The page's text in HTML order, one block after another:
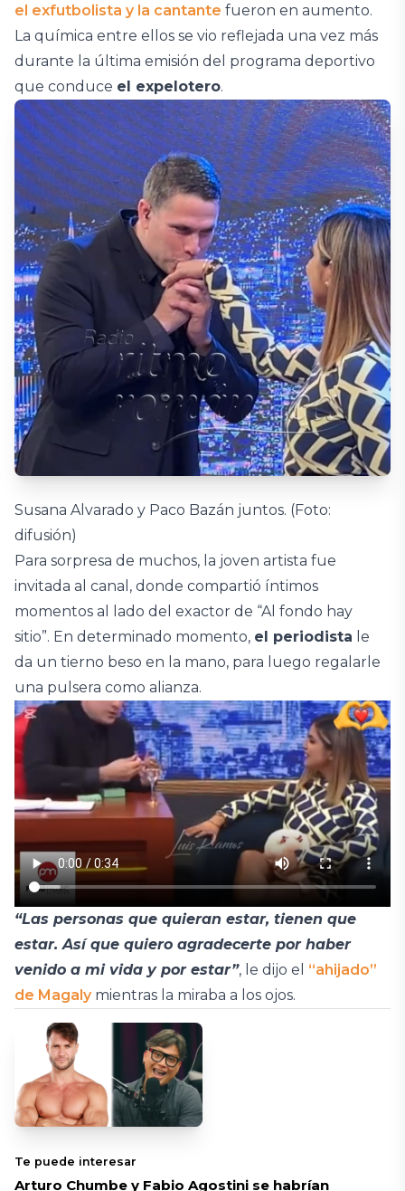
el exfutbolista y la cantante fueron en aumento.
La química entre ellos se vio reflejada una vez más
durante la última emisión del programa deportivo
que conduce el expelotero.
Susana Alvarado y Paco Bazán juntos. (Foto:
difusión)
Para sorpresa de muchos, la joven artista fue
invitada al canal, donde compartió íntimos
momentos al lado del exactor de “Al fondo hay
sitio”. En determinado momento, el periodista le
da un tierno beso en la mano, para luego regalarle
una pulsera como alianza.
“Las personas que quieran estar, tienen que
estar. Así que quiero agradecerte por haber
venido a mi vida y por estar”, le dijo el “ahijado”
de Magaly mientras la miraba a los ojos.
Te puede interesar
Arturo Chumbe y Fabio Agostini se habrían